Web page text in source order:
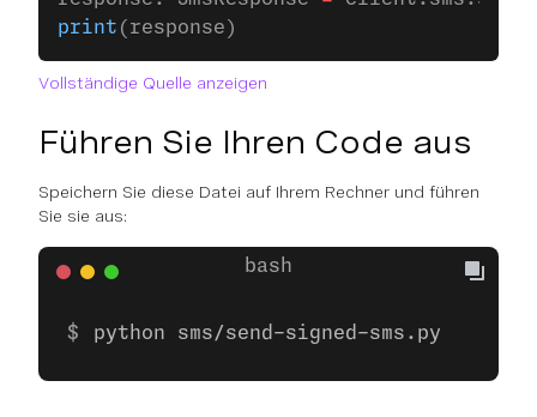
print (response)
Vollständige Quelle anzeigen
Führen Sie Ihren Code aus
Speichern Sie diese Datei auf Ihrem Rechner und führen
Sie sie aus:
python sms/send-signed-sms.py